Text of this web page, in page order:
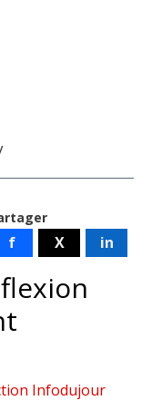
f X in
Infodujour